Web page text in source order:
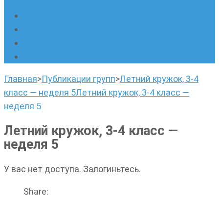
Главная>Публикации групп>Летний кружок, 3-4
класс — неделя 5Летний кружок, 3-4 класс —
неделя 5
Летний кружок, 3-4 класс —
неделя 5
У вас нет доступа. Залогиньтесь.
Share: